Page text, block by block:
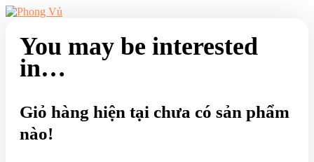
You may be interested
in…
Giỏ hàng hiện tại chưa có sản phẩm
nào!